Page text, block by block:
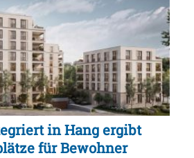
in Hang ergibt
für Bewohner